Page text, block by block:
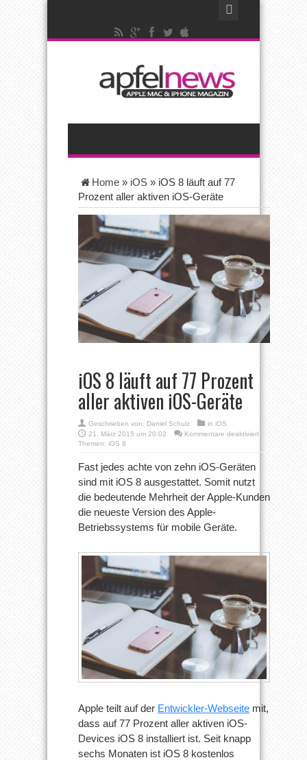
Home » iOS » iOS 8 läuft auf 77
Prozent aller aktiven iOS-Geräte
iOS 8 läuft auf 77 Prozent
aller aktiven iOS-Geräte
Geschrieben von: Daniel Schulz in iOS
21. März 2015 um 20:02
Kommentare deaktiviertfür
8
Prozent
aller
aktiven
Geräte
Themen: iOS 8
Fast jedes achte von zehn iOS-Geräten
sind mit iOS 8 ausgestattet. Somit nutzt
die bedeutende Mehrheit der Apple-Kunden
die neueste Version des Apple-
Betriebssystems für mobile Geräte.
Apple teilt auf der Entwickler-Webseite mit,
dass auf 77 Prozent aller aktiven iOS-
Devices iOS 8 installiert ist. Seit knapp
sechs Monaten ist iOS 8 kostenlos